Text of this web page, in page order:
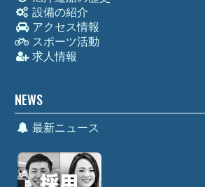
設備の紹介
アクセス情報
スポーツ活動
求人情報
NEWS
最新ニュース